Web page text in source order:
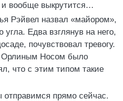
и вообще выкрутится…
Рэйвел назвал «майором»,
угла. Едва взглянув на него,
почувствовал тревогу.
Орлиным Носом было
что с этим типом такие
прямо сейчас.